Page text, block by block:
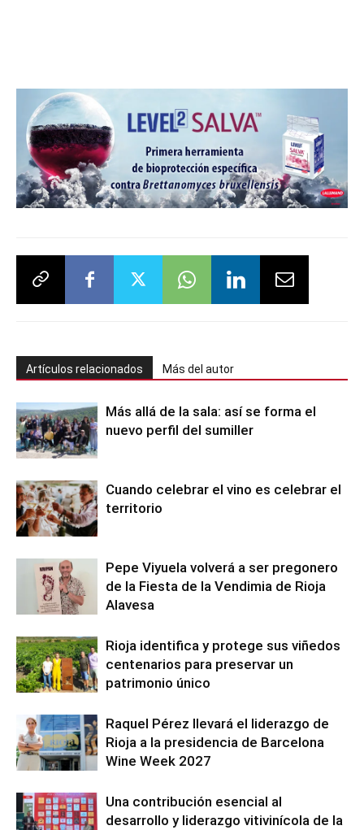
Artículos relacionados Más del autor
Más allá de la sala: así se forma el
nuevo perfil del sumiller
Cuando celebrar el vino es celebrar el
territorio
Pepe Viyuela volverá a ser pregonero
de la Fiesta de la Vendimia de Rioja
Alavesa
Rioja identifica y protege sus viñedos
centenarios para preservar un
patrimonio único
Raquel Pérez llevará el liderazgo de
Rioja a la presidencia de Barcelona
Wine Week 2027
Una contribución esencial al
desarrollo y liderazgo vitivinícola de la